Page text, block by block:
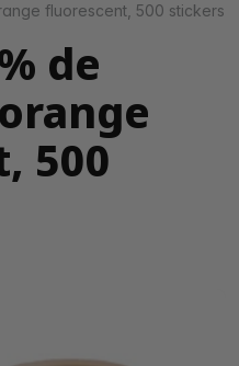
fluorescent, 500 stickers
de
500